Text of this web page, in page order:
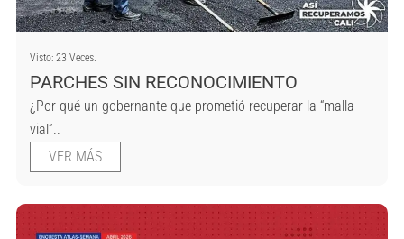
Visto: 23 Veces.
PARCHES SIN RECONOCIMIENTO
¿Por qué un gobernante que prometió recuperar la “malla
vial”..
VER MÁS